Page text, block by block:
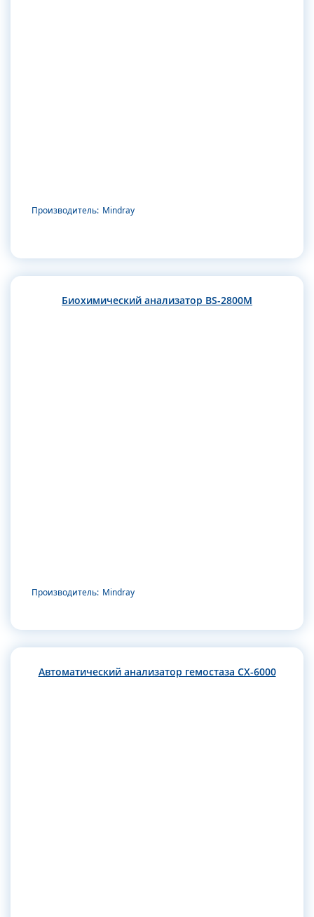
Производитель: Mindray
Биохимический анализатор BS-2800M
Производитель: Mindray
Автоматический анализатор гемостаза CX-6000